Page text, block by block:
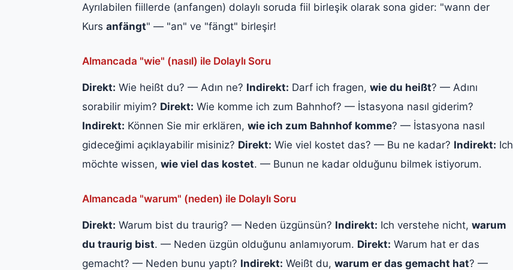
Ayrılabilen fiillerde (anfangen) dolaylı soruda fiil birleşik olarak sona gider: "wann der
Kurs anfängt" — "an" ve "fängt" birleşir!
Almancada "wie" (nasıl) ile Dolaylı Soru
Direkt: Wie heißt du? — Adın ne? Indirekt: Darf ich fragen, wie du heißt? — Adını
sorabilir miyim? Direkt: Wie komme ich zum Bahnhof? — İstasyona nasıl giderim?
Indirekt: Können Sie mir erklären, wie ich zum Bahnhof komme? — İstasyona nasıl
gideceğimi açıklayabilir misiniz? Direkt: Wie viel kostet das? — Bu ne kadar? Indirekt: Ich
möchte wissen, wie viel das kostet. — Bunun ne kadar olduğunu bilmek istiyorum.
Almancada "warum" (neden) ile Dolaylı Soru
Direkt: Warum bist du traurig? — Neden üzgünsün? Indirekt: Ich verstehe nicht, warum
du traurig bist. — Neden üzgün olduğunu anlamıyorum. Direkt: Warum hat er das
gemacht? — Neden bunu yaptı? Indirekt: Weißt du, warum er das gemacht hat? —